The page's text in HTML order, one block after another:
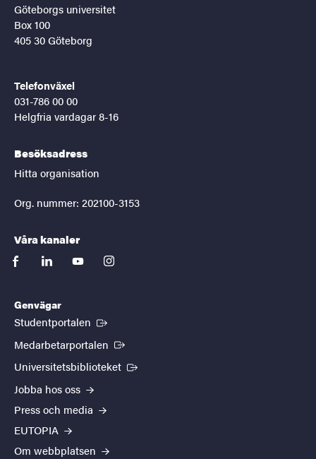
Göteborgs universitet
Box 100
405 30 Göteborg
Telefonväxel
031-786 00 00
Helgfria vardagar 8-16
Besöksadress
Hitta organisation
Org. nummer: 202100-3153
Våra kanaler
facebooklinkedinyoutubeinstagram
Genvägar
Studentportalen (Extern länk)
Medarbetarportalen (Extern länk)
Universitetsbiblioteket (Extern länk)
Jobba hos oss
Press och media
EUTOPIA
Om webbplatsen